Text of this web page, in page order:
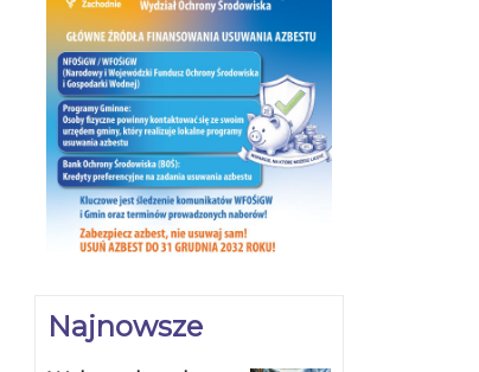
Najnowsze